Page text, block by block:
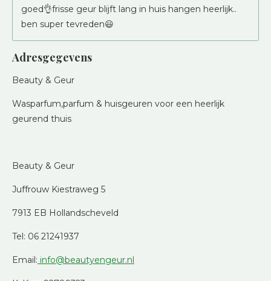
goed👌frisse geur blijft lang in huis hangen heerlijk..
ben super tevreden😃
Adresgegevens
Beauty & Geur
Wasparfum,parfum & huisgeuren voor een heerlijk
geurend thuis
Beauty & Geur
Juffrouw Kiestraweg 5
7913 EB Hollandscheveld
Tel: 06 21241937
Email: info@beautyengeur.nl